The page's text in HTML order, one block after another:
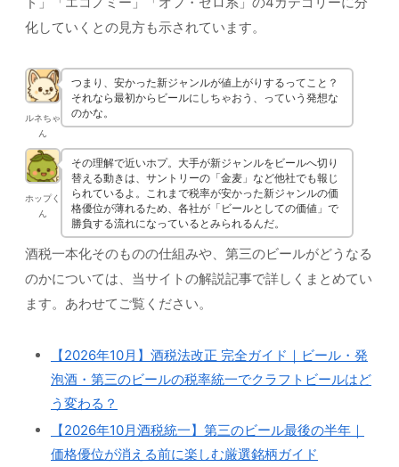
化していくとの見方も示されています。
ルネちゃ
ん
つまり、安かった新ジャンルが値上がりするってこと？
それなら最初からビールにしちゃおう、っていう発想な
のかな。
ホップく
ん
その理解で近いホプ。大手が新ジャンルをビールへ切り
替える動きは、サントリーの「金麦」など他社でも報じ
られているよ。これまで税率が安かった新ジャンルの価
格優位が薄れるため、各社が「ビールとしての価値」で
勝負する流れになっているとみられるんだ。
酒税一本化そのものの仕組みや、第三のビールがどうなる
のかについては、当サイトの解説記事で詳しくまとめてい
ます。あわせてご覧ください。
【2026年10月】酒税法改正 完全ガイド｜ビール・発
泡酒・第三のビールの税率統一でクラフトビールはど
う変わる？
【2026年10月酒税統一】第三のビール最後の半年｜
価格優位が消える前に楽しむ厳選銘柄ガイド